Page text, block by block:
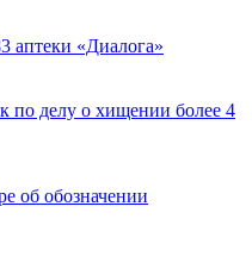
аптеки «Диалога»
по делу о хищении более 4
об обозначении